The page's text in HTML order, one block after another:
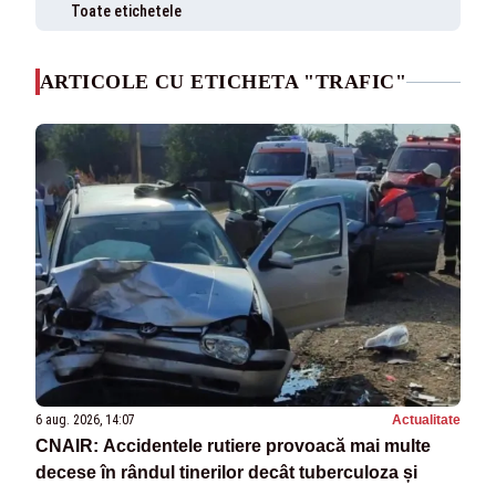
Toate etichetele
ARTICOLE CU ETICHETA "TRAFIC"
6 aug. 2026, 14:07 Actualitate
CNAIR: Accidentele rutiere provoacă mai multe
decese în rândul tinerilor decât tuberculoza și